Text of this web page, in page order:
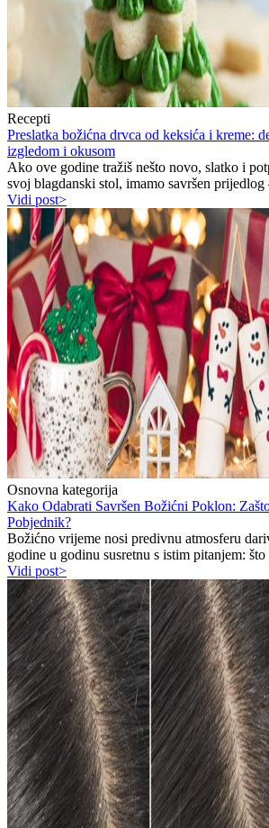
Recepti
Preslatka božićna drvca od keksića i kreme:
izgledom i okusom
Ako ove godine tražiš nešto novo, slatko i
svoj blagdanski stol, imamo savršen
Vidi post>
Osnovna kategorija
Kako Odabrati Savršen Božićni Poklon:
Pobjednik?
Božićno vrijeme nosi predivnu atmosferu
godine u godinu susretnu s istim pitanjem:
Vidi post>